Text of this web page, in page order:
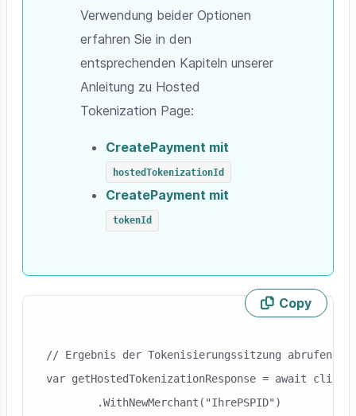
Verwendung beider Optionen
erfahren Sie in den
entsprechenden Kapiteln unserer
Anleitung zu Hosted
Tokenization Page:
CreatePayment mit
hostedTokenizationId
CreatePayment mit
tokenId
Copy
// Ergebnis der Tokenisierungssitzung abrufen
var getHostedTokenizationResponse = await client